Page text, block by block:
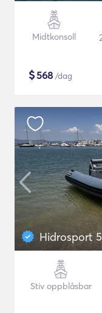
Midtkonsoll
$568 /dag
Hidrosport
Stiv oppblåsbar